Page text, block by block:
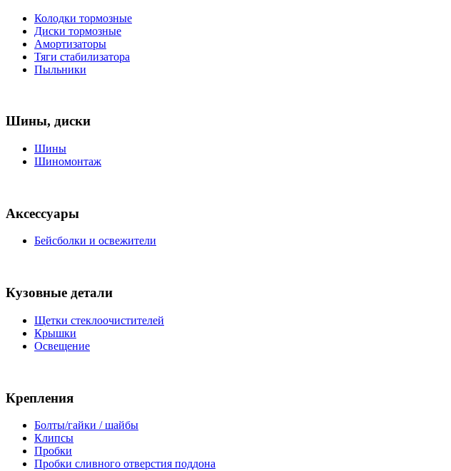
Колодки тормозные
Диски тормозные
Амортизаторы
Тяги стабилизатора
Пыльники
Шины, диски
Шины
Шиномонтаж
Аксессуары
Бейсболки и освежители
Кузовные детали
Щетки стеклоочистителей
Крышки
Освещение
Крепления
Болты/гайки / шайбы
Клипсы
Пробки
Пробки сливного отверстия поддона